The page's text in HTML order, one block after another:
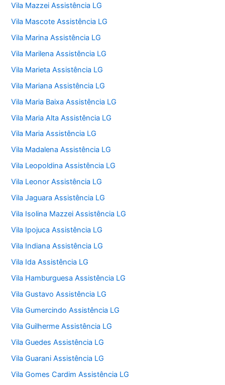
Vila Mazzei Assistência LG
Vila Mascote Assistência LG
Vila Marina Assistência LG
Vila Marilena Assistência LG
Vila Marieta Assistência LG
Vila Mariana Assistência LG
Vila Maria Baixa Assistência LG
Vila Maria Alta Assistência LG
Vila Maria Assistência LG
Vila Madalena Assistência LG
Vila Leopoldina Assistência LG
Vila Leonor Assistência LG
Vila Jaguara Assistência LG
Vila Isolina Mazzei Assistência LG
Vila Ipojuca Assistência LG
Vila Indiana Assistência LG
Vila Ida Assistência LG
Vila Hamburguesa Assistência LG
Vila Gustavo Assistência LG
Vila Gumercindo Assistência LG
Vila Guilherme Assistência LG
Vila Guedes Assistência LG
Vila Guarani Assistência LG
Vila Gomes Cardim Assistência LG